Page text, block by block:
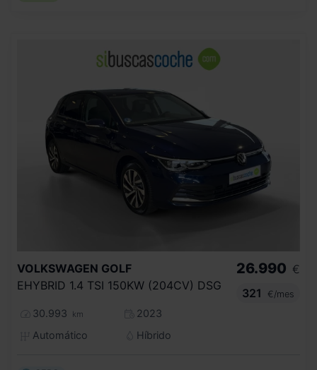
VOLKSWAGEN GOLF
EHYBRID 1.4 TSI 150KW (204CV) DSG
30.993 km
2023
Automático
Híbrido
26.990 €
321
€/mes